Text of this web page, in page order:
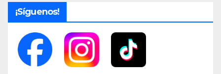
¡Síguenos!